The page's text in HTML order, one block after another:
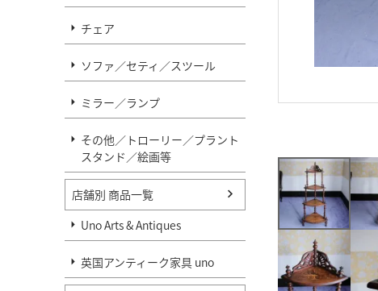
チェア
ソファ／セティ／スツール
ミラー／ランプ
その他／トローリー／プラント
スタンド／絵画等
店舗別 商品一覧
Uno Arts & Antiques
英国アンティーク家具 uno